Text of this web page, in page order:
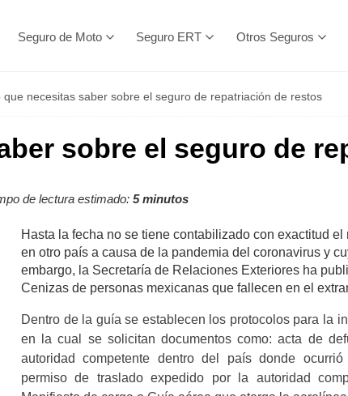
Seguro de Moto Seguro ERT Otros Seguros
que necesitas saber sobre el seguro de repatriación de restos
sobre el seguro de
de lectura estimado: 5 minutos
Hasta la fecha no se tiene contabilizado con exactitud
en otro país a causa de la pandemia del coronavirus y
embargo, la Secretaría de Relaciones Exteriores ha
Cenizas de personas mexicanas que fallecen en el
Dentro de la guía se establecen los protocolos para la
en la cual se solicitan documentos como: acta de
autoridad competente dentro del país donde
permiso de traslado expedido por la autoridad